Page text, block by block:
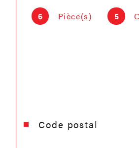
6 Pièce(s) 5
Caractéristiques Valeurs
Code postal